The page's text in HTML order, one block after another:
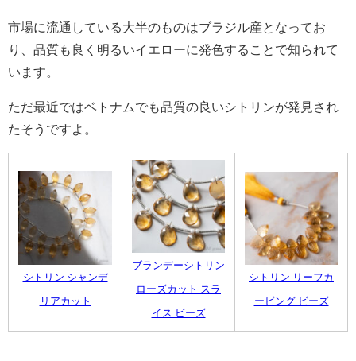
市場に流通している大半のものはブラジル産となってお
り、品質も良く明るいイエローに発色することで知られて
います。
ただ最近ではベトナムでも品質の良いシトリンが発見され
たそうですよ。
シトリン シャンデ
リアカット
ブランデーシトリン
ローズカット スラ
イス ビーズ
シトリン リーフカ
ービング ビーズ